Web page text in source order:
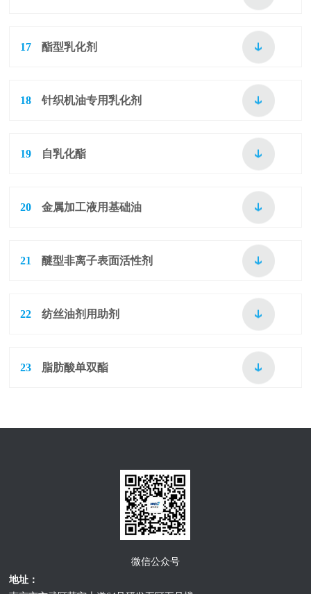
17 酯型乳化剂
18 针织机油专用乳化剂
19 自乳化酯
20 金属加工液用基础油
21 醚型非离子表面活性剂
22 纺丝油剂用助剂
23 脂肪酸单双酯
微信公众号
地址：